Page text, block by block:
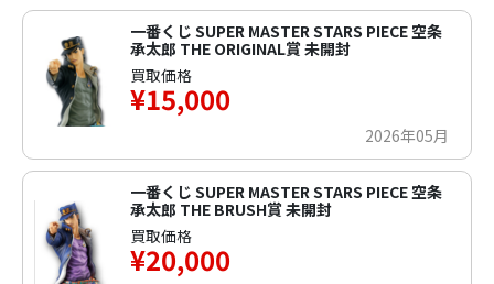
一番くじ SUPER MASTER STARS PIECE 空条
承太郎 THE ORIGINAL賞 未開封
買取価格
¥15,000
2026年05月
一番くじ SUPER MASTER STARS PIECE 空条
承太郎 THE BRUSH賞 未開封
買取価格
¥20,000